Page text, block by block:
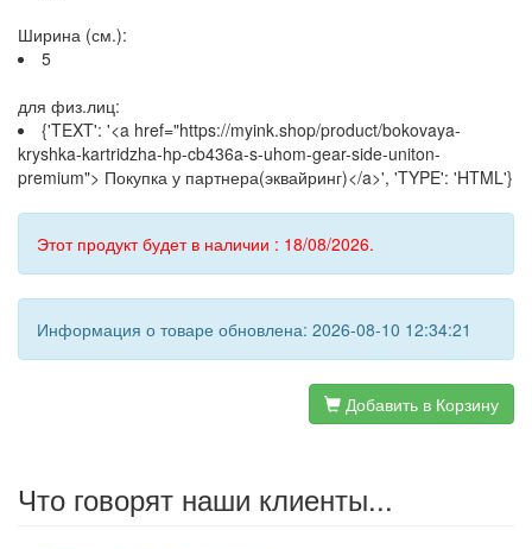
Ширина (см.):
5
для физ.лиц:
{'TEXT': '<a href="https://myink.shop/product/bokovaya-
kryshka-kartridzha-hp-cb436a-s-uhom-gear-side-uniton-
premium"> Покупка у партнера(эквайринг)</a>', 'TYPE': 'HTML'}
Этот продукт будет в наличии : 18/08/2026.
Информация о товаре обновлена: 2026-08-10 12:34:21
Добавить в Корзину
Что говорят наши клиенты...